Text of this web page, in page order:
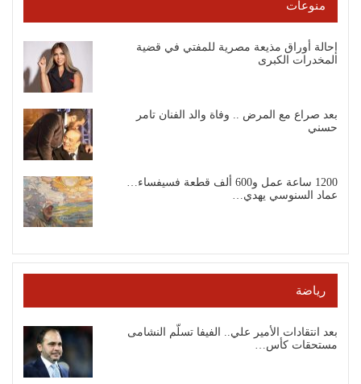
منوعات
إحالة أوراق مذيعة مصرية للمفتي في قضية
المخدرات الكبرى
بعد صراع مع المرض .. وفاة والد الفنان تامر
حسني
1200 ساعة عمل و600 ألف قطعة فسيفساء…
عماد السنوسي يهدي…
رياضة
بعد انتقادات الأمير علي.. الفيفا تسلّم النشامى
مستحقات كأس…